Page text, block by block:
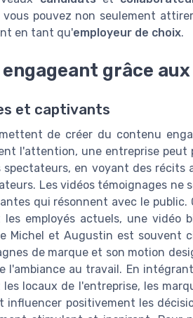
vous pouvez non seulement
en tant qu'employeur de choix.
grâce
et captivants
de créer du contenu
l'attention, une entreprise peut
spectateurs, en voyant des
Les vidéos témoignages ne
qui résonnent avec le
employés actuels, une vidéo
Michel et Augustin est souvent
de marque et son motion
l'ambiance au travail. En
locaux de l'entreprise, les
influencer positivement les